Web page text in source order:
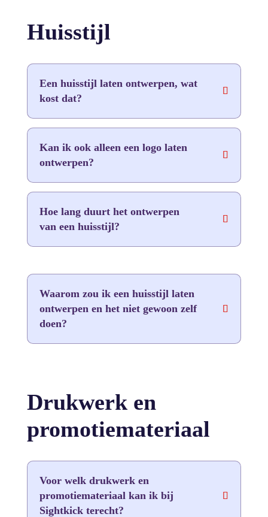
Huisstijl
Een huisstijl laten ontwerpen, wat
kost dat?
Kan ik ook alleen een logo laten
ontwerpen?
Hoe lang duurt het ontwerpen
van een huisstijl?
Waarom zou ik een huisstijl laten
ontwerpen en het niet gewoon zelf
doen?
Drukwerk en
promotiemateriaal
Voor welk drukwerk en
promotiemateriaal kan ik bij
Sightkick terecht?